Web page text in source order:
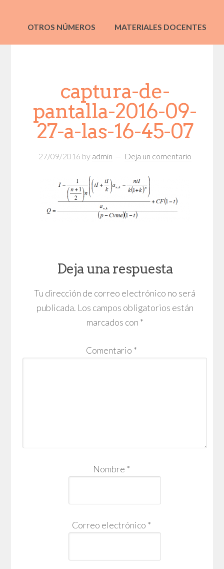
OTROS NÚMEROS MATERIALES DOCENTES
captura-de-
pantalla-2016-09-
27-a-las-16-45-07
27/09/2016 by admin Deja un comentario
Deja una respuesta
Tu dirección de correo electrónico no será
publicada. Los campos obligatorios están
marcados con *
Comentario *
Nombre *
Correo electrónico *